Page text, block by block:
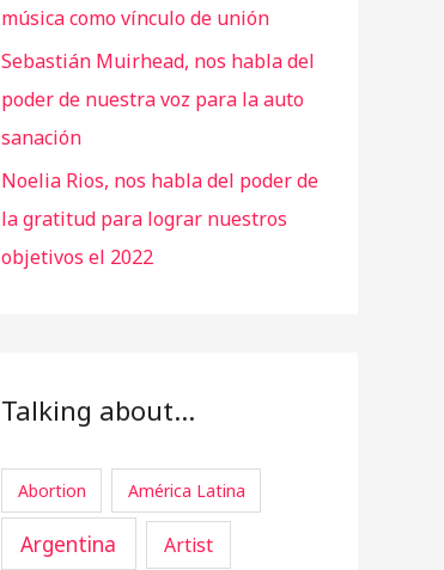
música como vínculo de unión
Sebastián Muirhead, nos habla del
poder de nuestra voz para la auto
sanación
Noelia Rios, nos habla del poder de
la gratitud para lograr nuestros
objetivos el 2022
Talking about…
Abortion América Latina
Argentina Artist